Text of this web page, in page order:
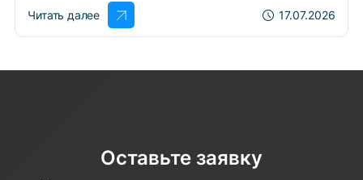
Читать далее 17.07.2026
Оставьте заявку